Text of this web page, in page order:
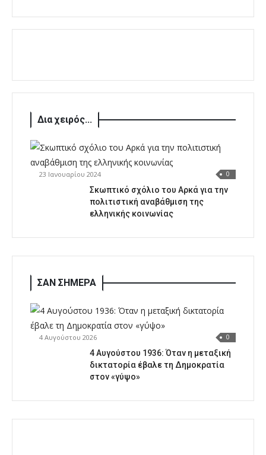
Δια χειρός...
23 Ιανουαρίου 2024 0
Σκωπτικό σχόλιο του Αρκά για την
πολιτιστική αναβάθμιση της
ελληνικής κοινωνίας
ΣΑΝ ΣΗΜΕΡΑ
4 Αυγούστου 2026 0
4 Αυγούστου 1936: Όταν η μεταξική
δικτατορία έβαλε τη Δημοκρατία
στον «γύψο»